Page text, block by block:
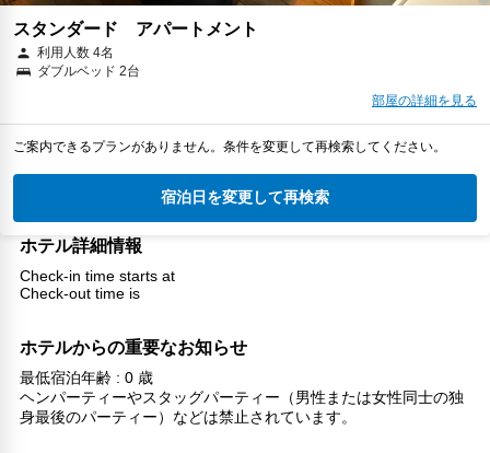
スタンダード アパートメント
利用人数 4名
ダブルベッド 2台
部屋の詳細を見る
ご案内できるプランがありません。条件を変更して再検索してください。
宿泊日を変更して再検索
ホテル詳細情報
Check-in time starts at
Check-out time is
ホテルからの重要なお知らせ
最低宿泊年齢 : 0 歳
ヘンパーティーやスタッグパーティー（男性または女性同士の独
身最後のパーティー）などは禁止されています。